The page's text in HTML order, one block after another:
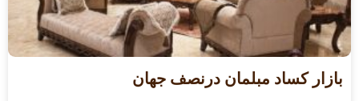
بازار کساد مبلمان درنصف جهان